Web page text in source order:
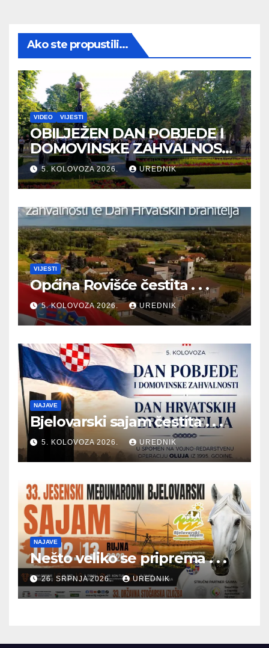
Ako ste propustili...
VIDEO VIJESTI
OBILJEŽEN DAN POBJEDE I
DOMOVINSKE ZAHVALNOSTI
TE DAN HRVATSKIH
BRANITELJA
5. KOLOVOZA 2026. UREDNIK
VIJESTI
Općina Rovišće čestita . . .
5. KOLOVOZA 2026. UREDNIK
NAJAVE
Bjelovarski sajam čestita . . .
5. KOLOVOZA 2026. UREDNIK
NAJAVE
Nešto veliko se priprema . . .
26. SRPNJA 2026. UREDNIK